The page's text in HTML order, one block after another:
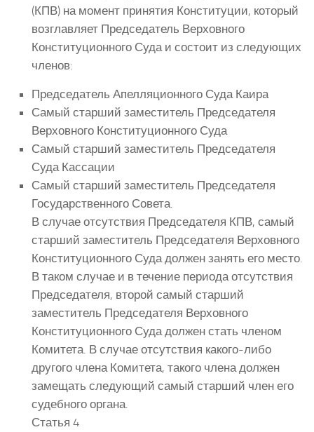
(КПВ) на момент принятия Конституции, который
возглавляет Председатель Верховного
Конституционного Суда и состоит из следующих
членов:
Председатель Апелляционного Суда Каира
Самый старший заместитель Председателя
Верховного Конституционного Суда
Самый старший заместитель Председателя
Суда Кассации
Самый старший заместитель Председателя
Государственного Совета.
В случае отсутствия Председателя КПВ, самый
старший заместитель Председателя Верховного
Конституционного Суда должен занять его место.
В таком случае и в течение периода отсутствия
Председателя, второй самый старший
заместитель Председателя Верховного
Конституционного Суда должен стать членом
Комитета. В случае отсутствия какого-либо
другого члена Комитета, такого члена должен
замещать следующий самый старший член его
судебного органа.
Статья 4